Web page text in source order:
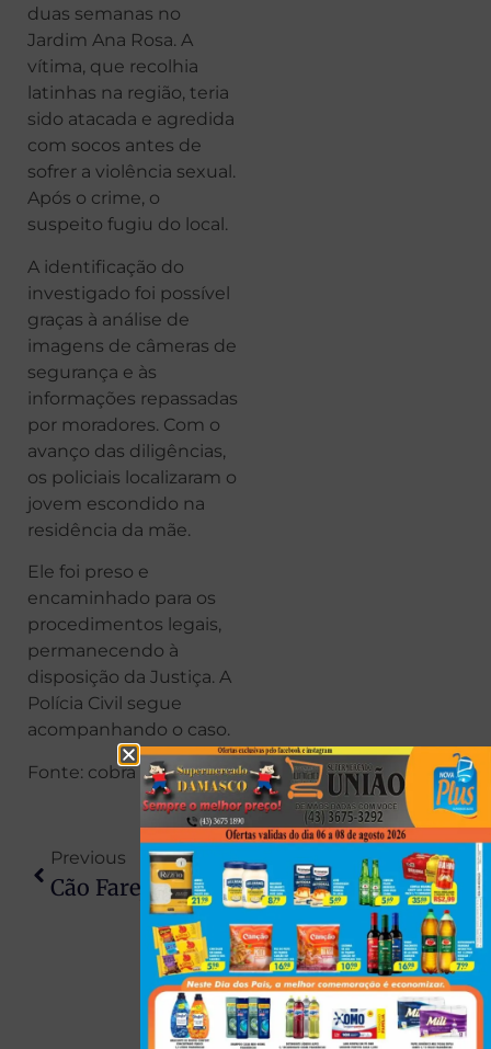
duas semanas no
Jardim Ana Rosa. A
vítima, que recolhia
latinhas na região, teria
sido atacada e agredida
com socos antes de
sofrer a violência sexual.
Após o crime, o
suspeito fugiu do local.
A identificação do
investigado foi possível
graças à análise de
imagens de câmeras de
segurança e às
informações repassadas
por moradores. Com o
avanço das diligências,
os policiais localizaram o
jovem escondido na
residência da mãe.
Ele foi preso e
encaminhado para os
procedimentos legais,
permanecendo à
disposição da Justiça. A
Polícia Civil segue
acompanhando o caso.
Fonte: cobra news
Previous
Cão Farejador Revela Esconderijo Milionário E Polícia Encontra 76 Kg De Crack Em SUV Em Doutor Camargo
Next
Recém-Saído Da Prisão, Homem Investigado Por Latrocínio Sofre Descarga Elétrica E Cai De Telhado Ao Tentar Cometer Furto Em Maringá